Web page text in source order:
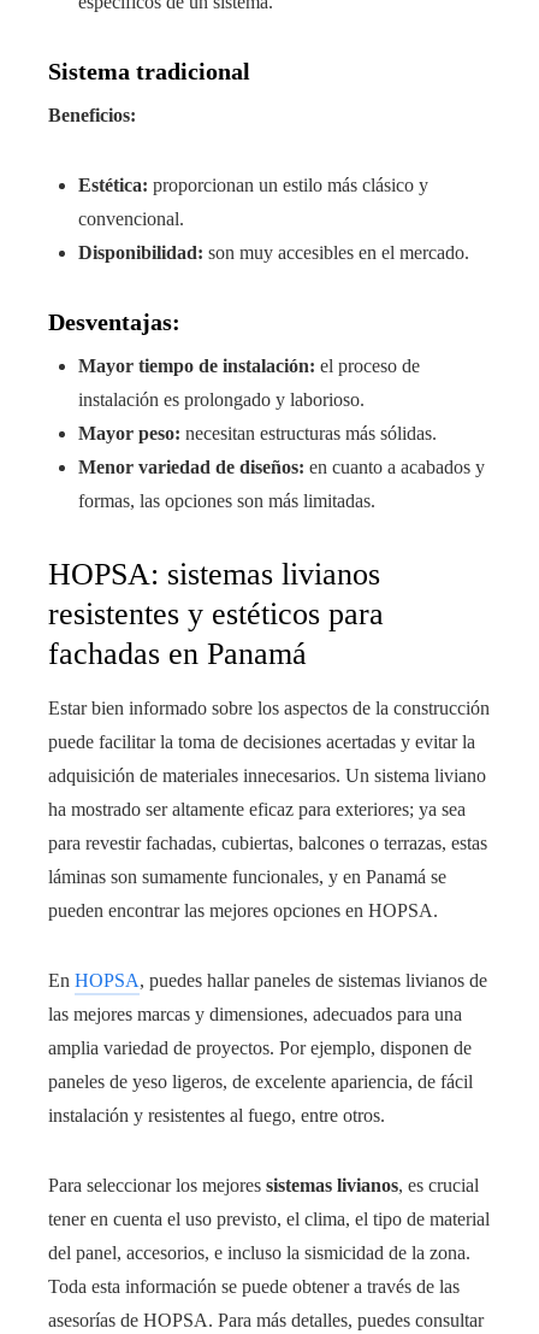
Sistema tradicional
Beneficios:
Estética: proporcionan un estilo más clásico y
convencional.
Disponibilidad: son muy accesibles en el mercado.
Desventajas:
Mayor tiempo de instalación: el proceso de
instalación es prolongado y laborioso.
Mayor peso: necesitan estructuras más sólidas.
Menor variedad de diseños: en cuanto a acabados y
formas, las opciones son más limitadas.
HOPSA: sistemas livianos
resistentes y estéticos para
fachadas en Panamá
Estar bien informado sobre los aspectos de la construcción
puede facilitar la toma de decisiones acertadas y evitar la
adquisición de materiales innecesarios. Un sistema liviano
ha mostrado ser altamente eficaz para exteriores; ya sea
para revestir fachadas, cubiertas, balcones o terrazas, estas
láminas son sumamente funcionales, y en Panamá se
pueden encontrar las mejores opciones en HOPSA.
En HOPSA, puedes hallar paneles de sistemas livianos de
las mejores marcas y dimensiones, adecuados para una
amplia variedad de proyectos. Por ejemplo, disponen de
paneles de yeso ligeros, de excelente apariencia, de fácil
instalación y resistentes al fuego, entre otros.
Para seleccionar los mejores sistemas livianos, es crucial
tener en cuenta el uso previsto, el clima, el tipo de material
del panel, accesorios, e incluso la sismicidad de la zona.
Toda esta información se puede obtener a través de las
asesorías de HOPSA. Para más detalles, puedes consultar